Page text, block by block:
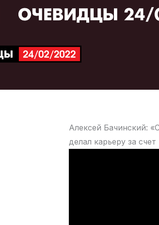
Алексей Бачинский:
делал карьеру за